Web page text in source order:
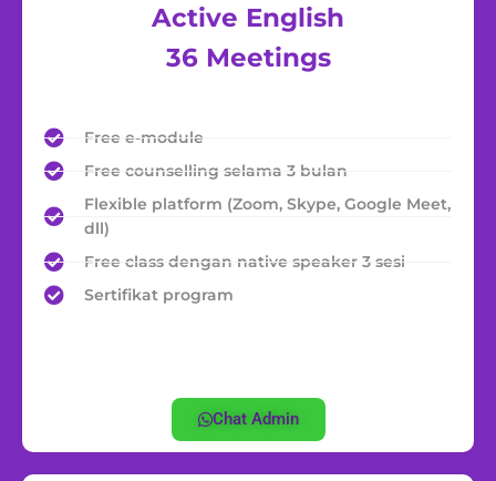
Active English
36 Meetings
Free e-module
Free counselling selama 3 bulan
Flexible platform (Zoom, Skype, Google Meet,
dll)
Free class dengan native speaker 3 sesi
Sertifikat program
Chat Admin